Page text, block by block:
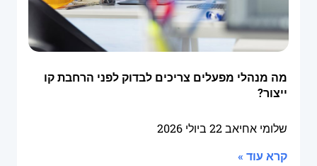
מה מנהלי מפעלים צריכים לבדוק לפני הרחבת קו
ייצור?
שלומי אחיאב22 ביולי 2026
קרא עוד »